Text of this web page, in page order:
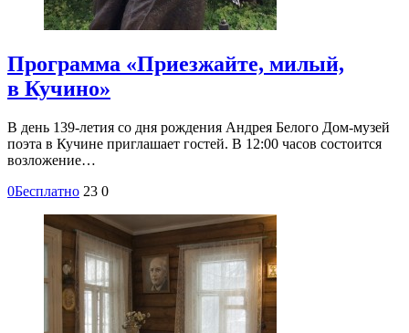
Программа «Приезжайте, милый,
в Кучино»
В день 139-летия со дня рождения Андрея Белого Дом-музей
поэта в Кучине приглашает гостей. В 12:00 часов состоится
возложение…
0Бесплатно 23 0